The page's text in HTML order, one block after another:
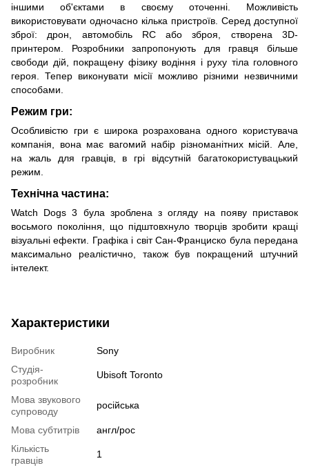
іншими об'єктами в своєму оточенні. Можливість
використовувати одночасно кілька пристроїв. Серед доступної
зброї: дрон, автомобіль RC або зброя, створена 3D-
принтером. Розробники запропонують для гравця більше
свободи дій, покращену фізику водіння і руху тіла головного
героя. Тепер виконувати місії можливо різними незвичними
способами.
Режим гри:
Особливістю гри є широка розрахована одного користувача
компанія, вона має вагомий набір різноманітних місій. Але,
на жаль для гравців, в грі відсутній багатокористувацький
режим.
Технічна частина:
Watch Dogs 3 була зроблена з огляду на появу приставок
восьмого покоління, що підштовхнуло творців зробити кращі
візуальні ефекти. Графіка і світ Сан-Франциско була передана
максимально реалістично, також був покращений штучний
інтелект.
Характеристики
Виробник
Sony
Студія-
розробник
Ubisoft Toronto
Мова звукового
супроводу
російська
Мова субтитрів
англ/рос
Кількість
гравців
1